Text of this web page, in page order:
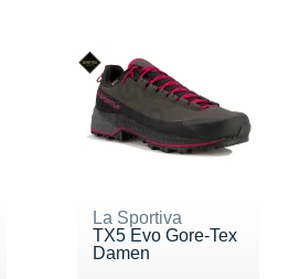
La Sportiva
TX5 Evo Gore-Tex
Damen